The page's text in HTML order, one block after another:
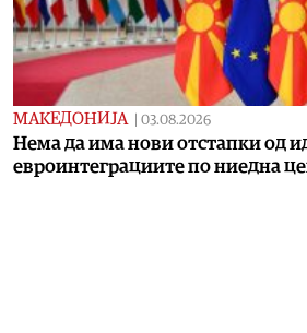
МАКЕДОНИЈА | 03.08.2026
Нема да има нови отстапки од
евроинтеграциите по ниедна